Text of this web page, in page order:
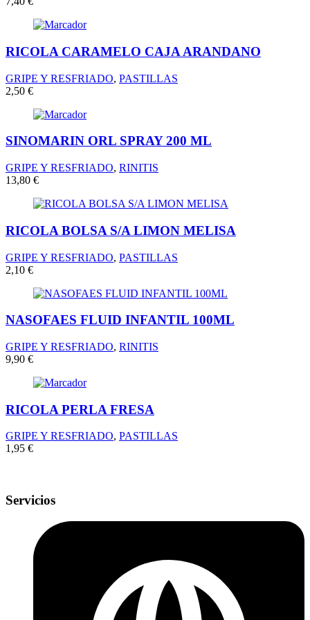
RICOLA CARAMELO CAJA ARANDANO
GRIPE Y RESFRIADO, PASTILLAS
2,50 €
SINOMARIN ORL SPRAY 200 ML
GRIPE Y RESFRIADO, RINITIS
13,80 €
RICOLA BOLSA S/A LIMON MELISA
GRIPE Y RESFRIADO, PASTILLAS
2,10 €
NASOFAES FLUID INFANTIL 100ML
GRIPE Y RESFRIADO, RINITIS
9,90 €
RICOLA PERLA FRESA
GRIPE Y RESFRIADO, PASTILLAS
1,95 €
Servicios